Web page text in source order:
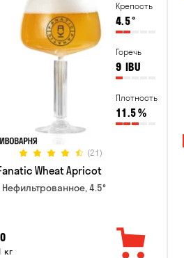
Крепость
4.5°
Горечь
9 IBU
Плотность
11.5%
(21)
Wheat Apricot
Нефильтрованное, 4.5°
кг